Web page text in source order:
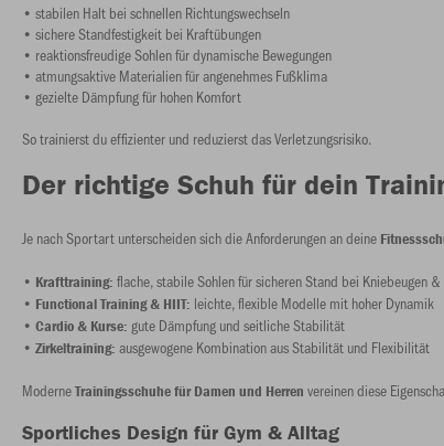
• stabilen Halt bei schnellen Richtungswechseln
• sichere Standfestigkeit bei Kraftübungen
• reaktionsfreudige Sohlen für dynamische Bewegungen
• atmungsaktive Materialien für angenehmes Fußklima
• gezielte Dämpfung für hohen Komfort
So trainierst du effizienter und reduzierst das Verletzungsrisiko.
Der richtige Schuh für dein
Je nach Sportart unterscheiden sich die Anforderungen an deine
• Krafttraining: flache, stabile Sohlen für sicheren Stand bei Kniebeugen
• Functional Training & HIIT: leichte, flexible Modelle mit hoher Dynamik
• Cardio & Kurse: gute Dämpfung und seitliche Stabilität
• Zirkeltraining: ausgewogene Kombination aus Stabilität und Flexibilität
ModerneTrainingsschuhe für Damen und Herren vereinen diese
Sportliches Design für Gym & Alltag